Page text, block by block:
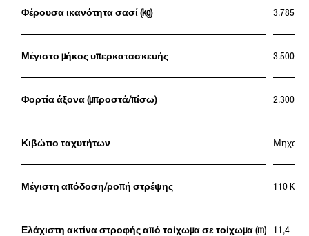
Φέρουσα ικανότητα σασί (kg) 3.785
Μέγιστο μήκος υπερκατασκευής 3.500
Φορτία άξονα (μπροστά/πίσω) 2.300/
Κιβώτιο ταχυτήτων
Μέγιστη απόδοση/ροπή στρέψης 110 Kw
Ελάχιστη ακτίνα στροφής από τοίχωμα σε τοίχωμα (m) 11,4